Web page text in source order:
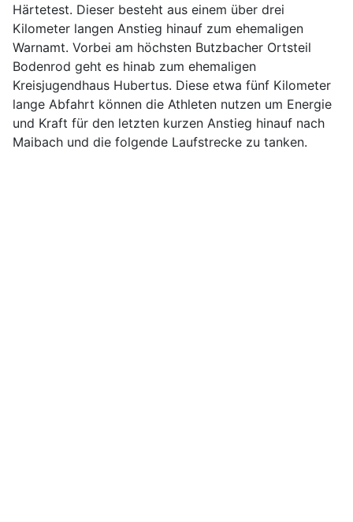
Härtetest. Dieser besteht aus einem über drei
Kilometer langen Anstieg hinauf zum ehemaligen
Warnamt. Vorbei am höchsten Butzbacher Ortsteil
Bodenrod geht es hinab zum ehemaligen
Kreisjugendhaus Hubertus. Diese etwa fünf Kilometer
lange Abfahrt können die Athleten nutzen um Energie
und Kraft für den letzten kurzen Anstieg hinauf nach
Maibach und die folgende Laufstrecke zu tanken.